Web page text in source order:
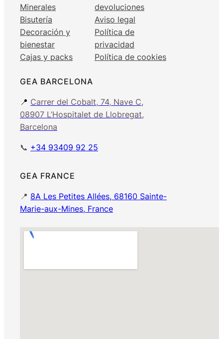
Minerales
Bisutería
Decoración y
bienestar
Cajas y packs
devoluciones
Aviso legal
Política de
privacidad
Política de cookies
GEA BARCELONA
📍 Carrer del Cobalt, 74, Nave C,
08907 L’Hospitalet de Llobregat,
Barcelona
📞 +34 93409 92 25
GEA FRANCE
📍 8A Les Petites Allées, 68160 Sainte-
Marie-aux-Mines, France